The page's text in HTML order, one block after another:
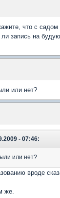
что с
запись на
или нет?
- 07:46:
или нет?
вроде
же.